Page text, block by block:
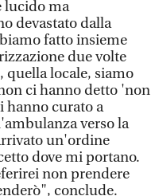
lucido ma
devastato dalla
fatto insieme
due volte
quella locale, siamo
ci hanno detto 'non
hanno curato a
verso la
un'ordine
dove mi portano.
non prendere
conclude.